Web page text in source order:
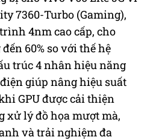
7360-Turbo (Gaming),
4nm cao cấp, cho
60% so với thế hệ
trúc 4 nhân hiệu năng
giúp nâng hiệu suất
GPU được cải thiện
xử lý đồ họa mượt mà,
và trải nghiệm đa